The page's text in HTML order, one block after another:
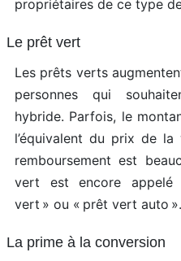
propriétaires de ce type
Le prêt vert
Les prêts verts
personnes qui
hybride. Parfois, le
l’équivalent du prix de
remboursement est
vert est encore appelé
vert » ou « prêt vert auto ».
La prime à la conversion